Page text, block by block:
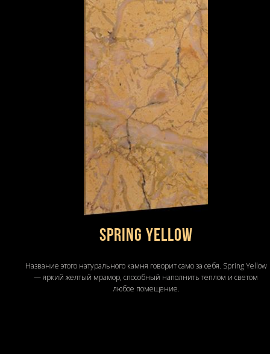
Spring Yellow
Название этого натурального камня говорит само за себя. Spring Yellow
— яркий желтый мрамор, способный наполнить теплом и светом
любое помещение.